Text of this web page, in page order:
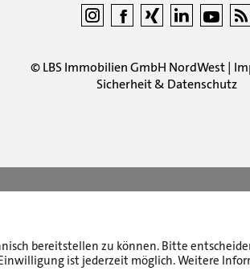
©LBS Immobilien GmbH NordWest|
Sicherheit & Datenschutz
bereitstellen zu können. Bitte
ist jederzeit möglich. Weitere